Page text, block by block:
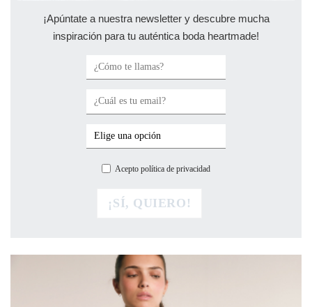
¡Apúntate a nuestra newsletter y descubre mucha
inspiración para tu auténtica boda heartmade!
Acepto política de privacidad